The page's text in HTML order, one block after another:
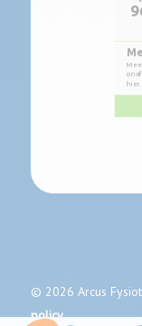
© 2026 Arcus
policy